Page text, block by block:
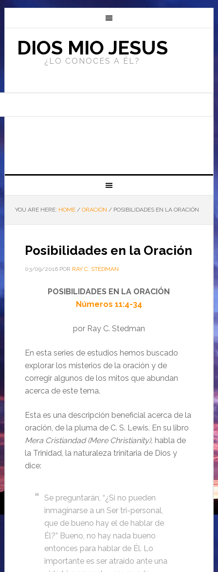
DIOS MIO JESUS
¿LO CONOCES A ÉL?
YOU ARE HERE: HOME / ORACIÓN /POSIBILIDADES EN LA ORACIÓN
Posibilidades en la Oración
03/09/2016POR RAY C. STEDMAN
POSIBILIDADES EN LA ORACIÓN
Números 11:4-34
por Ray C. Stedman
En esta series de estudios hemos buscado
explorar los misterios de la oración y de
corregir algunos de los mitos que abundan
acerca de este tema.
Esta es una descripción beneficial acerca de la
oración, de la pluma de C. S. Lewis. En su libro
Mera Cristiandad (Mere Christianity), habla de
la Trinidad, la naturaleza trinitaria de Dios y
dice:
Se preguntarán, “¿Si no pueden
inmaginarse a un Ser tri-personal,
que de bueno hay el de hablar de
Él?” Bueno, no hay nada bueno
entonces para hablar de Él. Lo
importante es ser atraído ante una